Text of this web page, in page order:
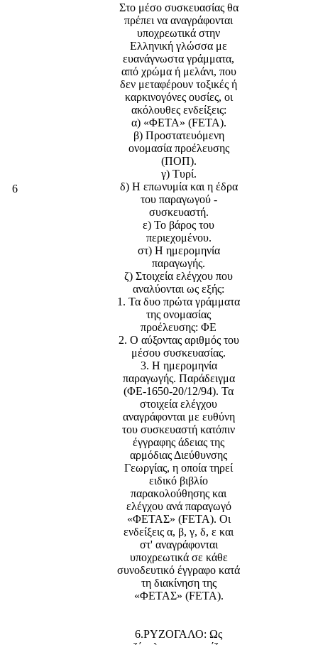
6
Στο μέσο συσκευασίας θα
πρέπει να αναγράφονται
υποχρεωτικά στην
Ελληνική γλώσσα με
ευανάγνωστα γράμματα,
από χρώμα ή μελάνι, που
δεν μεταφέρουν τοξικές ή
καρκινογόνες ουσίες, οι
ακόλουθες ενδείξεις:
α) «ΦΕΤΑ» (FETA).
β) Προστατευόμενη
ονομασία προέλευσης
(ΠΟΠ).
γ) Τυρί.
δ) Η επωνυμία και η έδρα
του παραγωγού -
συσκευαστή.
ε) Το βάρος του
περιεχομένου.
στ) Η ημερομηνία
παραγωγής.
ζ) Στοιχεία ελέγχου που
αναλύονται ως εξής:
1. Τα δυο πρώτα γράμματα
της ονομασίας
προέλευσης: ΦΕ
2. Ο αύξοντας αριθμός του
μέσου συσκευασίας.
3. Η ημερομηνία
παραγωγής. Παράδειγμα
(ΦΕ-1650-20/12/94). Τα
στοιχεία ελέγχου
αναγράφονται με ευθύνη
του συσκευαστή κατόπιν
έγγραφης άδειας της
αρμόδιας Διεύθυνσης
Γεωργίας, η οποία τηρεί
ειδικό βιβλίο
παρακολούθησης και
ελέγχου ανά παραγωγό
«ΦΕΤΑΣ» (FETA). Οι
ενδείξεις α, β, γ, δ, ε και
στ' αναγράφονται
υποχρεωτικά σε κάθε
συνοδευτικό έγγραφο κατά
τη διακίνηση της
«ΦΕΤΑΣ» (FETA).
6.ΡΥΖΟΓΑΛΟ: Ως